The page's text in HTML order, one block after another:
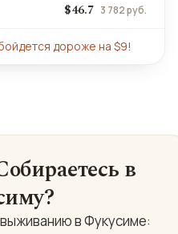
$46.7 3 782 руб.
дороже на $9!
в
в Фукусиме: